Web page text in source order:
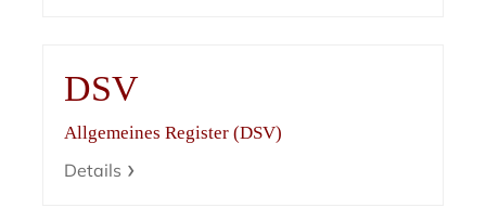
DSV
Allgemeines Register (DSV)
Details